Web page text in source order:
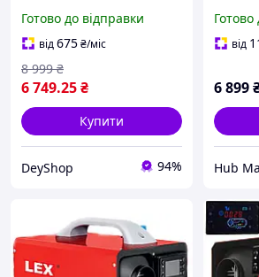
дизелі Автономний
дизельний обігрівач
Готово до відправки
від675₴/міс
6 749.25₴
8 999 ₴
Купити
DeyShop 94%
Готово
від
6 899
Hub